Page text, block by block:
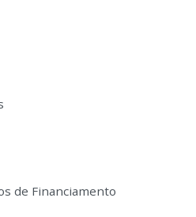
de Financiamento